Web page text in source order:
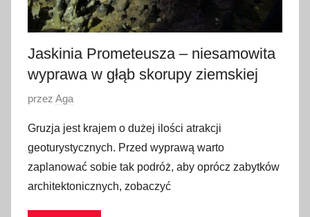
0
7
Jaskinia Prometeusza – niesamowita
wyprawa w głąb skorupy ziemskiej
O
u
b
l
i
przez Aga
Gruzja jest krajem o dużej ilości atrakcji
geoturystycznych. Przed wyprawą warto
zaplanować sobie tak podróż, aby oprócz zabytków
architektonicznych, zobaczyć